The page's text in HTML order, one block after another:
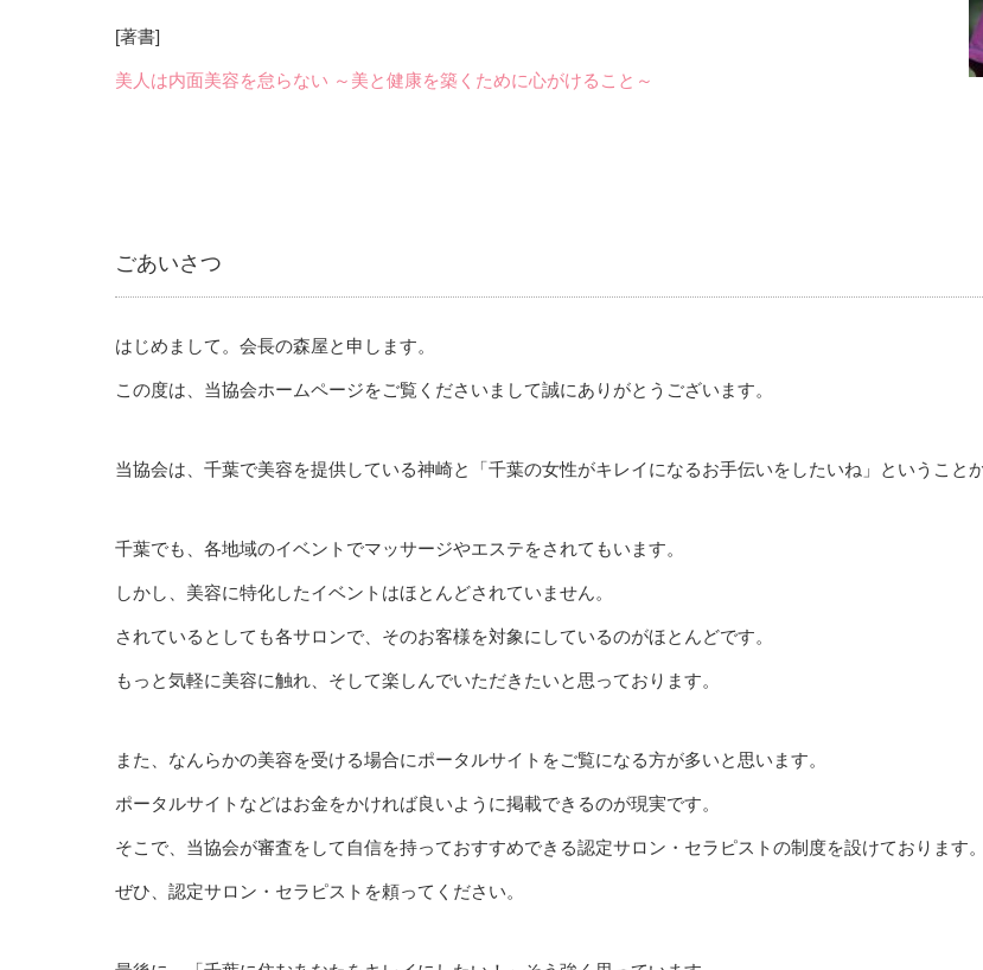
[著書]
美人は内面美容を怠らない ～美と健康を築くために心がけること～
ごあいさつ
はじめまして。会長の森屋と申します。
この度は、当協会ホームページをご覧くださいまして誠にありがとうございます。
当協会は、千葉で美容を提供している神崎と「千葉の女性がキレイになるお手伝いをしたいね」ということ
千葉でも、各地域のイベントでマッサージやエステをされてもいます。
しかし、美容に特化したイベントはほとんどされていません。
されているとしても各サロンで、そのお客様を対象にしているのがほとんどです。
もっと気軽に美容に触れ、そして楽しんでいただきたいと思っております。
また、なんらかの美容を受ける場合にポータルサイトをご覧になる方が多いと思います。
ポータルサイトなどはお金をかければ良いように掲載できるのが現実です。
そこで、当協会が審査をして自信を持っておすすめできる認定サロン・セラピストの制度を設けております。
ぜひ、認定サロン・セラピストを頼ってください。